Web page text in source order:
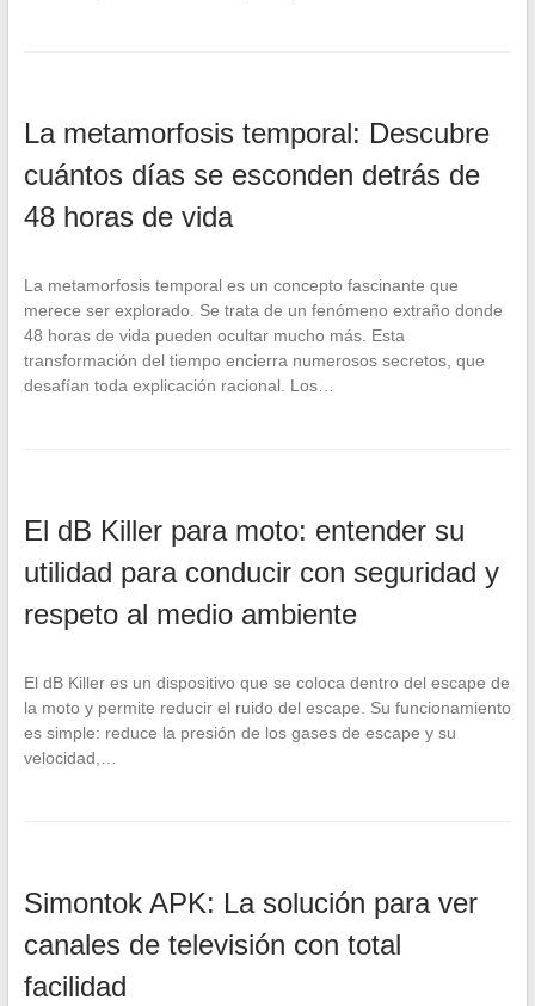
La metamorfosis temporal: Descubre
cuántos días se esconden detrás de
48 horas de vida
La metamorfosis temporal es un concepto fascinante que
merece ser explorado. Se trata de un fenómeno extraño donde
48 horas de vida pueden ocultar mucho más. Esta
transformación del tiempo encierra numerosos secretos, que
desafían toda explicación racional. Los…
El dB Killer para moto: entender su
utilidad para conducir con seguridad y
respeto al medio ambiente
El dB Killer es un dispositivo que se coloca dentro del escape de
la moto y permite reducir el ruido del escape. Su funcionamiento
es simple: reduce la presión de los gases de escape y su
velocidad,…
Simontok APK: La solución para ver
canales de televisión con total
facilidad